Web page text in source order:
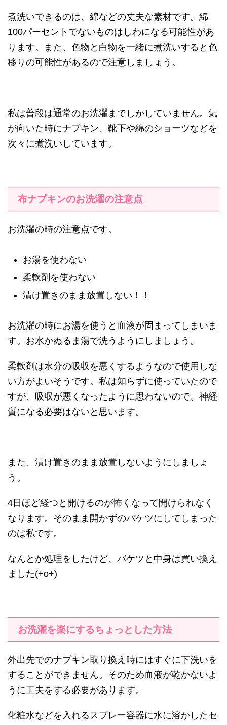
煮洗いできるのは、綿などの丈夫な素材です。綿
100パーセントでないものはしわになる可能性があ
ります。また、色物と白物を一緒に煮洗いすると色
移りの可能性があるので注意しましょう。
私は普段は通常のお洗濯までしかしていません。気
が向いた時にナプキン、靴下や綿のショーツなどを
次々に煮洗いしています。
布ナプキンのお洗濯の注意点
お洗濯の時の注意点です。
お湯を使わない
柔軟剤を使わない
漬け置きのまま放置しない！！
お洗濯の時にお湯を使うと血液が固まってしまいま
す。お水かぬるま湯で洗うようにしましょう。
柔軟剤は水分の吸収を悪くするようなので使用しな
い方がよいそうです。私は知らずに使っていたので
すが、吸収が悪くなったように思わないので、神経
質になる必要はないと思います。
また、漬け置きのまま放置しないようにしましょ
う。
4日ほど経つと開けるのが怖くなって開けられなく
なります。そのまま開かずのバケツにしてしまった
のは私です。
なんとか処理をしたけど、バケツと中身は買い換え
ました(+o+)
お洗濯を楽にするちょっとした方法
外出先でのナプキン取り換え時にはすぐに下洗いを
することができません。そのため血液が乾かないよ
うに工夫をする必要があります。
化粧水などを入れるスプレー容器に水に溶かしたセ